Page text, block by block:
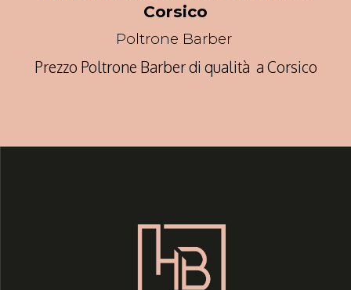
Corsico
Poltrone Barber
Prezzo Poltrone Barber di qualità a Corsico